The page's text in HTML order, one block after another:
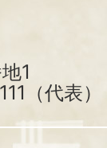
1
（代表）